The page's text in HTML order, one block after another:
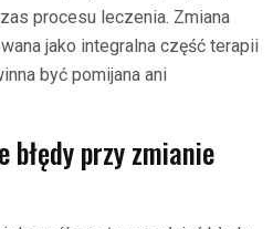
procesu leczenia. Zmiana
jako integralna część terapii
być pomijana ani
błędy przy zmianie